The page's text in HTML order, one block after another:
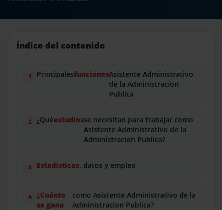
Índice del contenido
PrincipalesfuncionesAsistente Administrativo
de la Administracion
Publica
¿Quéestudiosse necesitan para trabajar como
Asistente Administrativo de la
Administracion Publica?
Estadísticas, datos y empleo
¿Cuánto
se gana
como Asistente Administrativo de la
Administracion Publica?